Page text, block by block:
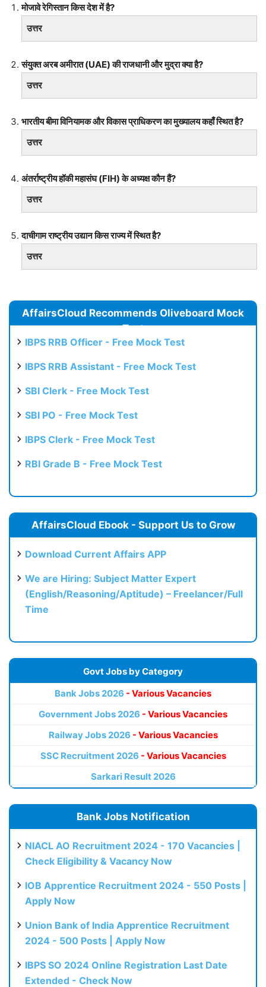
मोजावे रेगिस्तान किस देश में है?
उत्तर
संयुक्त अरब अमीरात (UAE) की राजधानी और मुद्रा क्या है?
उत्तर
भारतीय बीमा विनियामक और विकास प्राधिकरण का मुख्यालय कहाँ स्थित है?
उत्तर
अंतर्राष्ट्रीय हॉकी महासंघ (FIH) के अध्यक्ष कौन हैं?
उत्तर
दाचीगाम राष्ट्रीय उद्यान किस राज्य में स्थित है?
उत्तर
AffairsCloud Recommends Oliveboard Mock
Test
IBPS RRB Officer - Free Mock Test
IBPS RRB Assistant - Free Mock Test
SBI Clerk - Free Mock Test
SBI PO - Free Mock Test
IBPS Clerk - Free Mock Test
RBI Grade B - Free Mock Test
AffairsCloud Ebook - Support Us to Grow
Download Current Affairs APP
We are Hiring: Subject Matter Expert
(English/Reasoning/Aptitude) – Freelancer/Full
Time
Govt Jobs by Category
Bank Jobs 2026 - Various Vacancies
Government Jobs 2026 - Various Vacancies
Railway Jobs 2026 - Various Vacancies
SSC Recruitment 2026 - Various Vacancies
Sarkari Result 2026
Bank Jobs Notification
NIACL AO Recruitment 2024 - 170 Vacancies |
Check Eligibility & Vacancy Now
IOB Apprentice Recruitment 2024 - 550 Posts |
Apply Now
Union Bank of India Apprentice Recruitment
2024 - 500 Posts | Apply Now
IBPS SO 2024 Online Registration Last Date
Extended - Check Now